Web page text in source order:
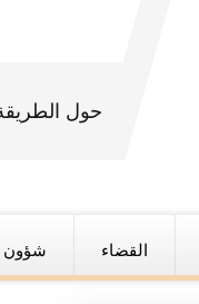
حول
القضاء شؤون